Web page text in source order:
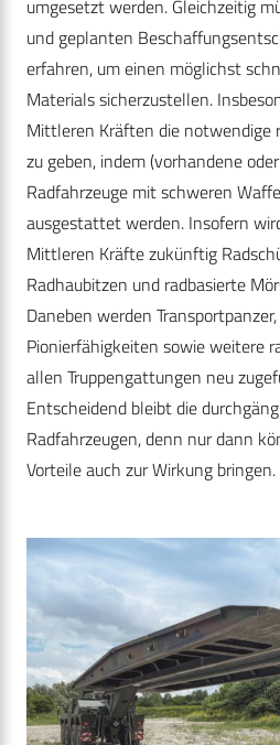
umgesetzt werden. Gleichzeitig
und geplanten
erfahren, um einen möglichst
Materials sicherzustellen.
Mittleren Kräften die notwendige
zu geben, indem (vorhandene
Radfahrzeuge mit schweren
ausgestattet werden. Insofern
Mittleren Kräfte zukünftig
Radhaubitzen und radbasierte
Daneben werden
Pionierfähigkeiten sowie weitere
allen Truppengattungen neu
Entscheidend bleibt die
Radfahrzeugen, denn nur dann
Vorteile auch zur Wirkung bringen.